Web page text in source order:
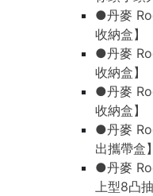
●丹麥
收納盒】
●丹麥
收納盒】
●丹麥
收納盒】
●丹麥
出攜帶盒
●丹麥
上型8凸